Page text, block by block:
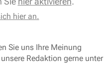
hier an.
Sie uns Ihre Meinung
Redaktion gerne unter